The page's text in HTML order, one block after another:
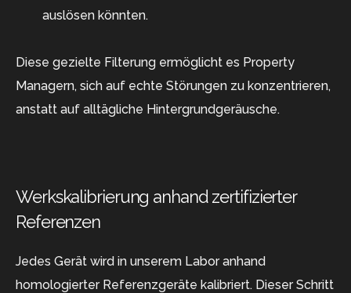
auslösen könnten.
Diese gezielte Filterung ermöglicht es Property
Managern, sich auf echte Störungen zu konzentrieren,
anstatt auf alltägliche Hintergrundgeräusche.
Werkskalibrierung anhand zertifizierter
Referenzen
Jedes Gerät wird in unserem Labor anhand
homologierter Referenzgeräte kalibriert. Dieser Schritt